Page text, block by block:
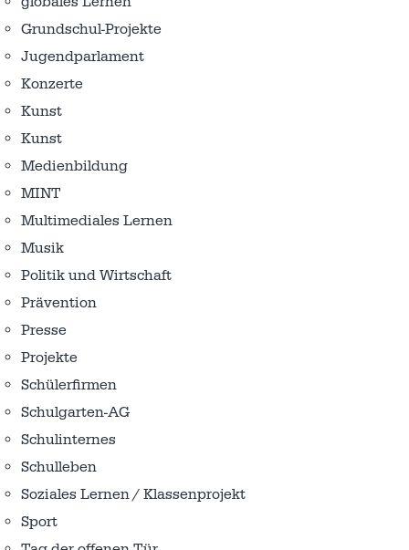
Grundschul-Projekte
Jugendparlament
Konzerte
Kunst
Kunst
Medienbildung
MINT
Multimediales Lernen
Musik
Politik und Wirtschaft
Prävention
Presse
Projekte
Schülerfirmen
Schulgarten-AG
Schulinternes
Schulleben
Soziales Lernen / Klassenprojekt
Sport